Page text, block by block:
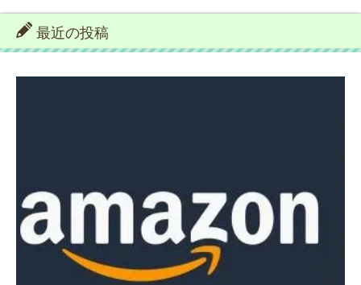
最近の投稿